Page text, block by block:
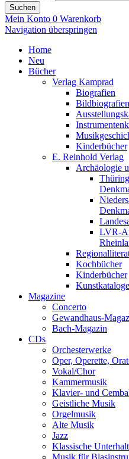
Suchen
Mein Konto 0 Warenkorb
Navigation überspringen
Home
Neu
Bücher
Verlag Kamprad
Biografien
Bildbiografien
Kinderbücher
E. Reinhold Verlag
Archäologie
LVR-
Kochbücher
Kinderbücher
Kunstkataloge
Magazine
Concerto
Gewandhaus-
Bach-Magazin
CDs
Orchesterwerke
Oper, Operette,
Vokal/Chor
Kammermusik
Klavier- und
Geistliche Musik
Orgelmusik
Alte Musik
Jazz
Klassische
Musik für